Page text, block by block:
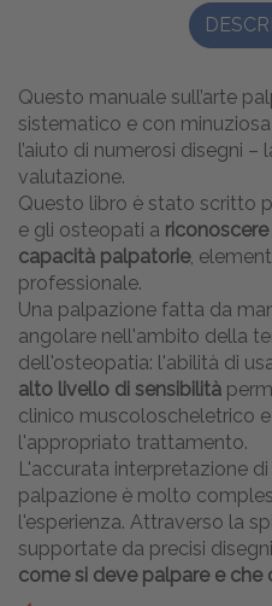
Questo manuale sull’arte
sistematico e con
l’aiuto di numerosi disegni –
valutazione.
Questo libro è stato scritto
e gli osteopati a
capacità palpatorie,
professionale.
Una palpazione fatta da
angolare nell'ambito della
dell'osteopatia: l'abilità di
alto livello di sensibilità
clinico muscoloscheletrico
l'appropriato trattamento.
L'accurata interpretazione
palpazione è molto
l'esperienza. Attraverso la
supportate da precisi
come si deve palpare e che